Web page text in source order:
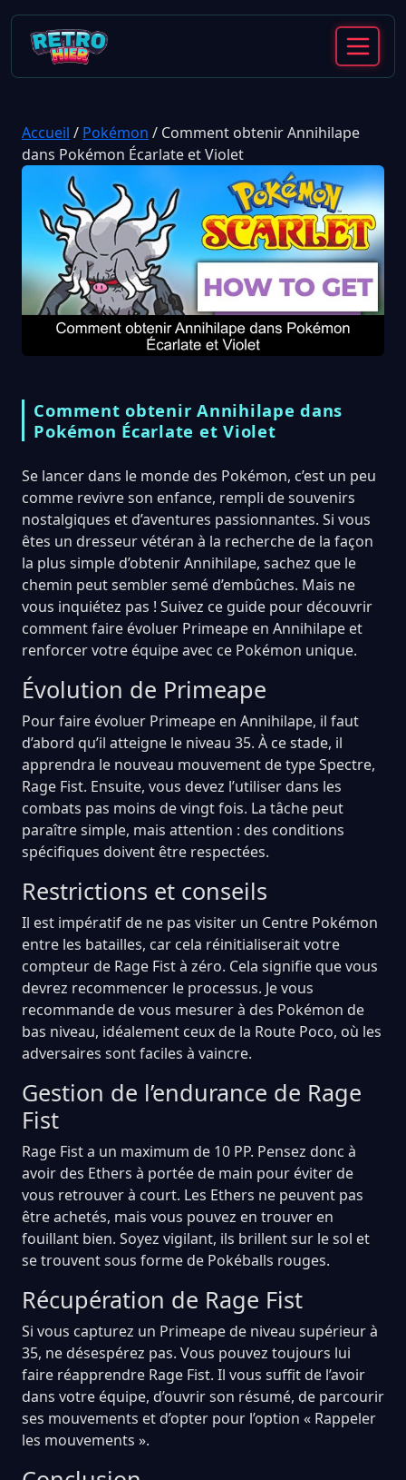
Accueil / Pokémon / Comment obtenir Annihilape
dans Pokémon Écarlate et Violet
Comment obtenir Annihilape dans
Pokémon Écarlate et Violet
Se lancer dans le monde des Pokémon, c’est un peu
comme revivre son enfance, rempli de souvenirs
nostalgiques et d’aventures passionnantes. Si vous
êtes un dresseur vétéran à la recherche de la façon
la plus simple d’obtenir Annihilape, sachez que le
chemin peut sembler semé d’embûches. Mais ne
vous inquiétez pas ! Suivez ce guide pour découvrir
comment faire évoluer Primeape en Annihilape et
renforcer votre équipe avec ce Pokémon unique.
Évolution de Primeape
Pour faire évoluer Primeape en Annihilape, il faut
d’abord qu’il atteigne le niveau 35. À ce stade, il
apprendra le nouveau mouvement de type Spectre,
Rage Fist. Ensuite, vous devez l’utiliser dans les
combats pas moins de vingt fois. La tâche peut
paraître simple, mais attention : des conditions
spécifiques doivent être respectées.
Restrictions et conseils
Il est impératif de ne pas visiter un Centre Pokémon
entre les batailles, car cela réinitialiserait votre
compteur de Rage Fist à zéro. Cela signifie que vous
devrez recommencer le processus. Je vous
recommande de vous mesurer à des Pokémon de
bas niveau, idéalement ceux de la Route Poco, où les
adversaires sont faciles à vaincre.
Gestion de l’endurance de Rage
Fist
Rage Fist a un maximum de 10 PP. Pensez donc à
avoir des Ethers à portée de main pour éviter de
vous retrouver à court. Les Ethers ne peuvent pas
être achetés, mais vous pouvez en trouver en
fouillant bien. Soyez vigilant, ils brillent sur le sol et
se trouvent sous forme de Pokéballs rouges.
Récupération de Rage Fist
Si vous capturez un Primeape de niveau supérieur à
35, ne désespérez pas. Vous pouvez toujours lui
faire réapprendre Rage Fist. Il vous suffit de l’avoir
dans votre équipe, d’ouvrir son résumé, de parcourir
ses mouvements et d’opter pour l’option « Rappeler
les mouvements ».